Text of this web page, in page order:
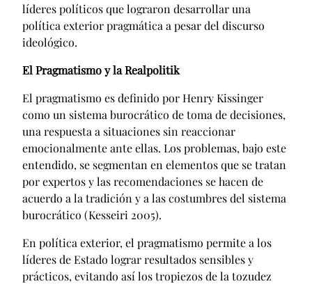
líderes políticos que lograron desarrollar una
política exterior pragmática a pesar del discurso
ideológico.
El Pragmatismo y la Realpolitik
El pragmatismo es definido por Henry Kissinger
como un sistema burocrático de toma de decisiones,
una respuesta a situaciones sin reaccionar
emocionalmente ante ellas. Los problemas, bajo este
entendido, se segmentan en elementos que se tratan
por expertos y las recomendaciones se hacen de
acuerdo a la tradición y a las costumbres del sistema
burocrático (Kesseiri 2005).
En política exterior, el pragmatismo permite a los
líderes de Estado lograr resultados sensibles y
prácticos, evitando así los tropiezos de la tozudez